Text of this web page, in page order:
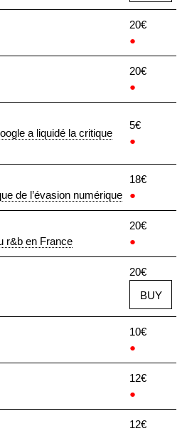
20€
●
20€
●
a liquidé la critique
5€
●
de l’évasion numérique
18€
●
r&b en France
20€
●
20€
BUY
10€
●
12€
●
12€